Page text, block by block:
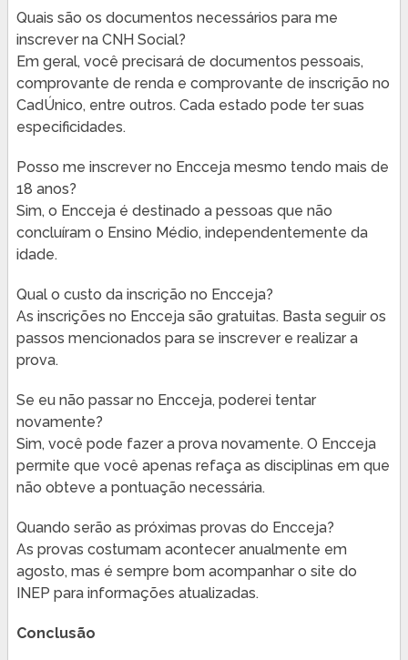
Quais são os documentos necessários para me
inscrever na CNH Social?
Em geral, você precisará de documentos pessoais,
comprovante de renda e comprovante de inscrição no
CadÚnico, entre outros. Cada estado pode ter suas
especificidades.
Posso me inscrever no Encceja mesmo tendo mais de
18 anos?
Sim, o Encceja é destinado a pessoas que não
concluíram o Ensino Médio, independentemente da
idade.
Qual o custo da inscrição no Encceja?
As inscrições no Encceja são gratuitas. Basta seguir os
passos mencionados para se inscrever e realizar a
prova.
Se eu não passar no Encceja, poderei tentar
novamente?
Sim, você pode fazer a prova novamente. O Encceja
permite que você apenas refaça as disciplinas em que
não obteve a pontuação necessária.
Quando serão as próximas provas do Encceja?
As provas costumam acontecer anualmente em
agosto, mas é sempre bom acompanhar o site do
INEP para informações atualizadas.
Conclusão